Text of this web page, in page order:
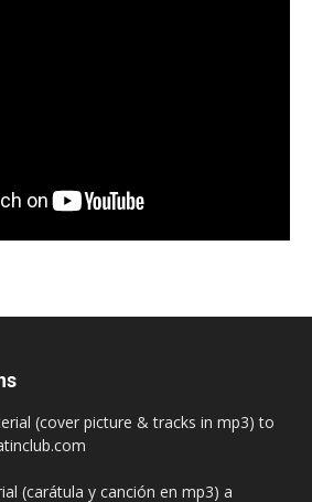
(cover picture & tracks in mp3) to
(carátula y canción en mp3) a